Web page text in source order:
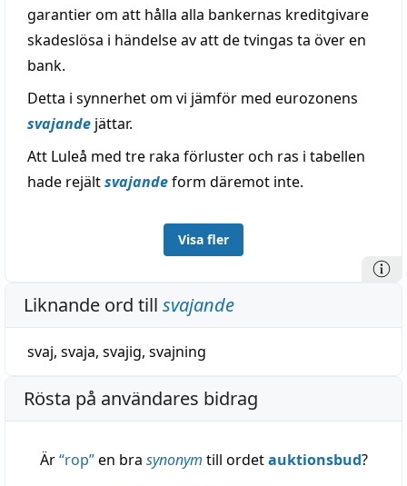
garantier om att hålla alla bankernas kreditgivare
skadeslösa i händelse av att de tvingas ta över en
bank.
Detta i synnerhet om vi jämför med eurozonens
svajande jättar.
Att Luleå med tre raka förluster och ras i tabellen
hade rejältsvajandeform däremot inte.
Visa fler
Liknande ord till svajande
svaj, svaja, svajig, svajning
Rösta på användares bidrag
Är“rop”en bra synonym till ordetauktionsbud?